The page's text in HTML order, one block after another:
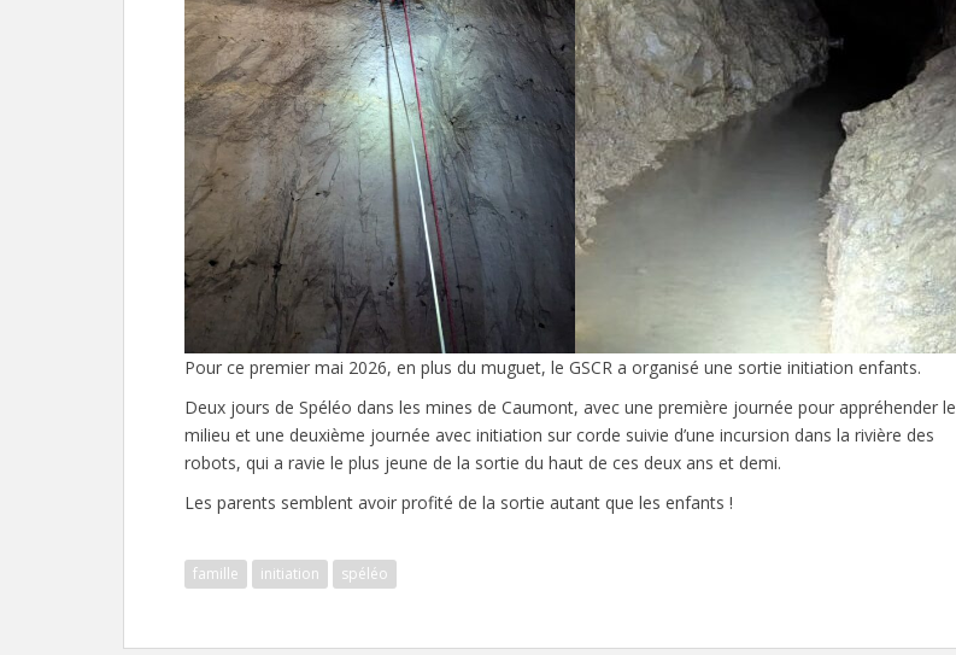
Pour ce premier mai 2026, en plus du muguet, le GSCR a organisé une sortie initiation enfants.
Deux jours de Spéléo dans les mines de Caumont, avec une première journée pour appréhender le
milieu et une deuxième journée avec initiation sur corde suivie d’une incursion dans la rivière des
robots, qui a ravie le plus jeune de la sortie du haut de ces deux ans et demi.
Les parents semblent avoir profité de la sortie autant que les enfants !
famille initiation spéléo